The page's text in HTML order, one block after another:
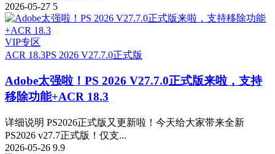
2026-05-27 5
VIP专区
ACR 18.3PS 2026 V27.7.0正式版
Adobe太强啦！PS 2026 V27.7.0正式版来啦，支持
移除功能+ACR 18.3
详细说明 PS2026正式版又更新啦！今天给大家带来全新
PS2026 v27.7正式版！仅支...
2026-05-26 9.9